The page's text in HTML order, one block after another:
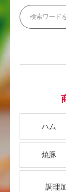
ハム
焼豚
調理